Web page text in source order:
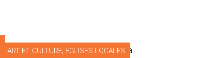
ART ET CULTURE, EGLISES LOCALES